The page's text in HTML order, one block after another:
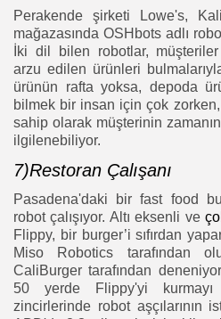
Perakende şirketi Lowe's,
mağazasında OSHbots adlı
İki dil bilen robotlar,
arzu edilen ürünleri
ürünün rafta yoksa, depoda
bilmek bir insan için çok
sahip olarak müşterinin
ilgilenebiliyor.
7)Restoran Çalışanı
Pasadena'daki bir fast food
robot çalışıyor. Altı eksenli ve
Flippy, bir burger’i sıfırdan
Miso Robotics tarafından
CaliBurger tarafından
50 yerde Flippy'yi kurmayı
zincirlerinde robot aşçılarının